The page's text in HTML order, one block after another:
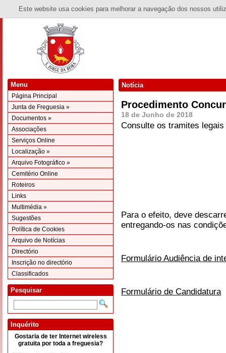
Este website usa cookies para melhorar a navegação dos nossos
Menu
Página Principal
Junta de Freguesia »
Documentos »
Associações
Serviços Online
Localização »
Arquivo Fotográfico »
Cemitério Online
Roteiros
Links
Multimédia »
Sugestões
Política de Cookies
Arquivo de Notícias
Directório
Inscrição no directório
Classificados
Pesquisar
Inquérito
Gostaria de ter Internet wireless
gratuita por toda a freguesia?
Notícia
Procedimento
18 de Junho de 2018
Consulte os tramites legais
Para o efeito, deve
entregando-os nas
Formulário Audiência de
Formulário de Candidatura